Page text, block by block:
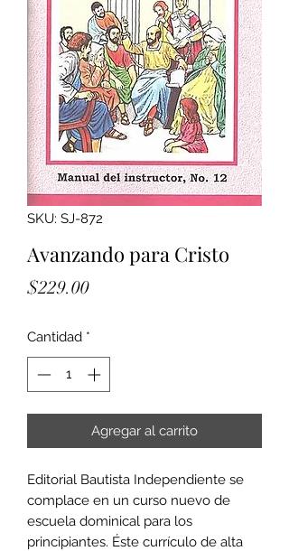
SKU: SJ-872
Avanzando para Cristo
$229.00Precio
Cantidad *
Agregar al carrito
Editorial Bautista Independiente se
complace en un curso nuevo de
escuela dominical para los
principiantes. Éste currículo de alta